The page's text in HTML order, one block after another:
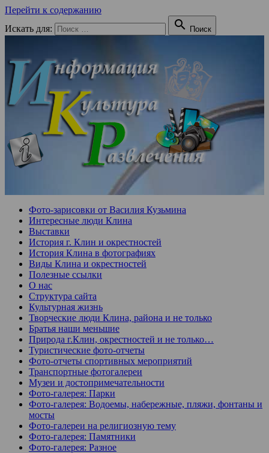
Перейти к содержанию
Искать для:
 Поиск
Фото-зарисовки от Василия Кузьмина
Интересные люди Клина
Выставки
История г. Клин и окрестностей
История Клина в фотографиях
Виды Клина и окрестностей
Полезные ссылки
О нас
Структура сайта
Культурная жизнь
Творческие люди Клина, района и не только
Братья наши меньшие
Природа г.Клин, окрестностей и не только…
Туристические фото-отчеты
Фото-отчеты спортивных мероприятий
Транспортные фотогалереи
Музеи и достопримечательности
Фото-галерея: Парки
Фото-галерея: Водоемы, набережные, пляжи, фонтаны и
мосты
Фото-галереи на религиозную тему
Фото-галерея: Памятники
Фото-галерея: Разное